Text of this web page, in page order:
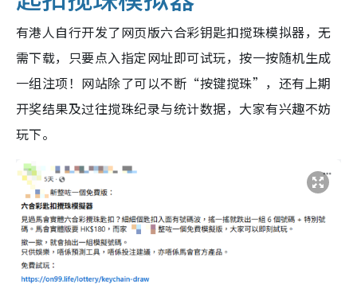
有港人自行开发了网页版六合彩钥匙扣搅珠模拟器，无
需下载，只要点入指定网址即可试玩，按一按随机生成
一组注项！网站除了可以不断“按键搅珠”，还有上期
开奖结果及过往搅珠纪录与统计数据，大家有兴趣不妨
玩下。